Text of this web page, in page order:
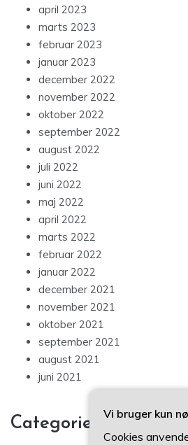
april 2023
marts 2023
februar 2023
januar 2023
december 2022
november 2022
oktober 2022
september 2022
august 2022
juli 2022
juni 2022
maj 2022
april 2022
marts 2022
februar 2022
januar 2022
december 2021
november 2021
oktober 2021
september 2021
august 2021
juni 2021
Categories
Vi bruger kun
Cookies